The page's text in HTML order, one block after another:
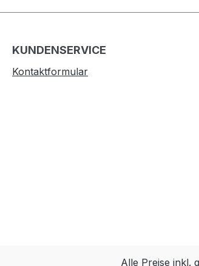
KUNDENSERVICE
Kontaktformular
Alle Preise inkl.